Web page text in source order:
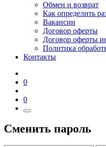
Обмен и возврат
Как определить
Вакансии
Договор оферты
Договор оферты
Политика
Контакты
0
0
Сменить пароль